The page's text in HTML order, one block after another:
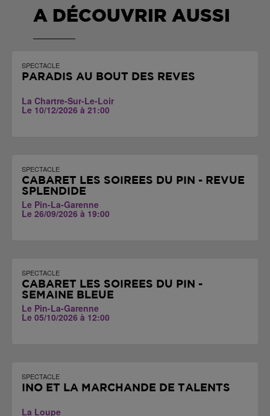
A DÉCOUVRIR AUSSI
SPECTACLE
PARADIS AU BOUT DES RÊVES
La Chartre-Sur-Le-Loir
Le 10/12/2026 à 21:00
SPECTACLE
CABARET LES SOIRÉES DU PIN - REVUE
SPLENDIDE
Le Pin-La-Garenne
Le 26/09/2026 à 19:00
SPECTACLE
CABARET LES SOIRÉES DU PIN -
SEMAINE BLEUE
Le Pin-La-Garenne
Le 05/10/2026 à 12:00
SPECTACLE
INO ET LA MARCHANDE DE TALENTS
La Loupe